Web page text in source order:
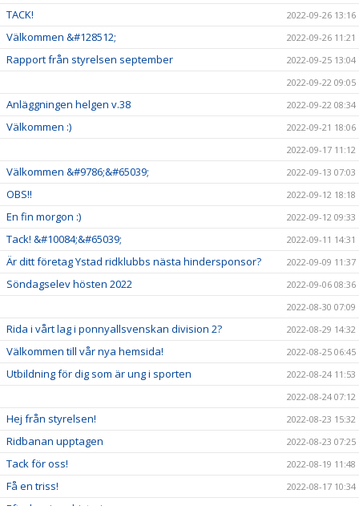
TACK! 2022-09-26 13:16
Välkommen &#128512; 2022-09-26 11:21
Rapport från styrelsen september
2022-09-25 13:04
2022-09-22 09:05
Anläggningen helgen v.38 2022-09-22 08:34
Välkommen :)
2022-09-21 18:06
2022-09-17 11:12
Välkommen &#9786;&#65039; 2022-09-13 07:03
OBS!! 2022-09-12 18:18
En fin morgon :) 2022-09-12 09:33
Tack! &#10084;&#65039; 2022-09-11 14:31
Är ditt företag Ystad ridklubbs nästa hindersponsor? 2022-09-09 11:37
Söndagselev hösten 2022
2022-09-06 08:36
2022-08-30 07:09
Rida i vårt lag i ponnyallsvenskan division 2? 2022-08-29 14:32
Välkommen till vår nya hemsida! 2022-08-25 06:45
Utbildning för dig som är ung i sporten
2022-08-24 11:53
2022-08-24 07:12
Hej från styrelsen! 2022-08-23 15:32
Ridbanan upptagen 2022-08-23 07:25
Tack för oss! 2022-08-19 11:48
Få en triss! 2022-08-17 10:34
Efterlysning - historia